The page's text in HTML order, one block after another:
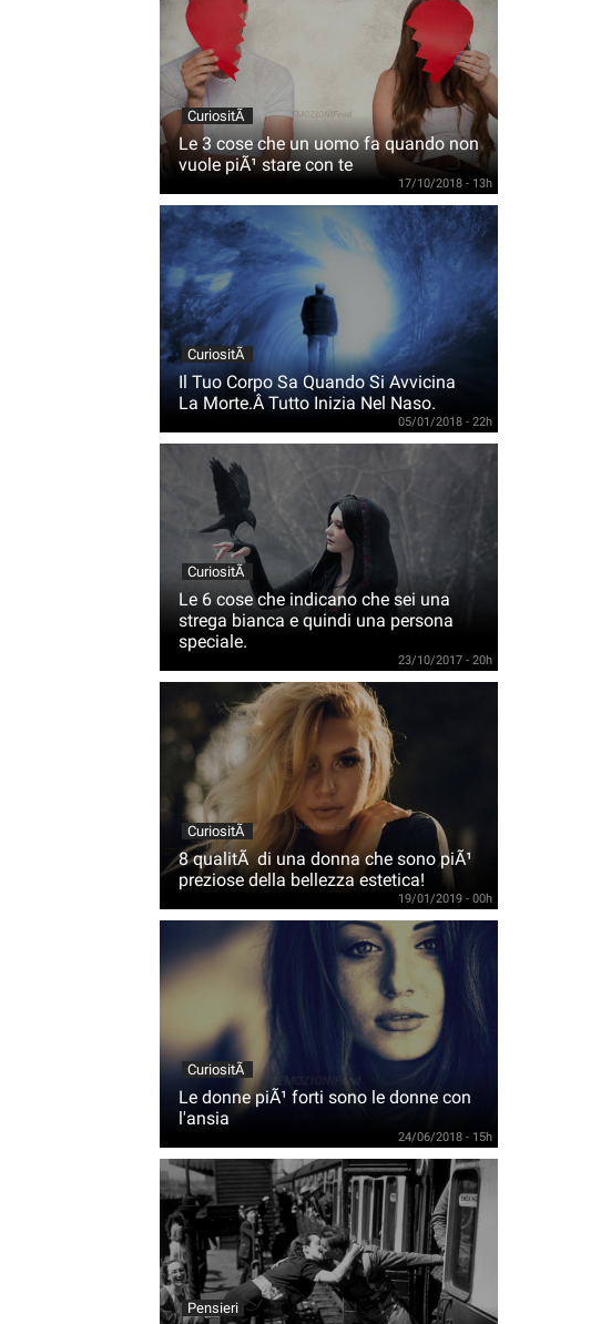
CuriositÃ
Le 3 cose che un uomo fa quando non
vuole piÃ¹ stare con te
17/10/2018 - 13h
CuriositÃ
Il Tuo Corpo Sa Quando Si Avvicina
La Morte.Â Tutto Inizia Nel Naso.
05/01/2018 - 22h
CuriositÃ
Le 6 cose che indicano che sei una
strega bianca e quindi una persona
speciale.
23/10/2017 - 20h
CuriositÃ
8 qualitÃ di una donna che sono piÃ¹
preziose della bellezza estetica!
19/01/2019 - 00h
CuriositÃ
Le donne piÃ¹ forti sono le donne con
l'ansia
24/06/2018 - 15h
Pensieri